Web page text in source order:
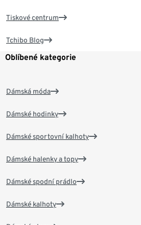
Tiskové centrum
Tchibo Blog
Oblíbené kategorie
Dámská móda
Dámské hodinky
Dámské sportovní kalhoty
Dámské halenky a topy
Dámské spodní prádlo
Dámské kalhoty